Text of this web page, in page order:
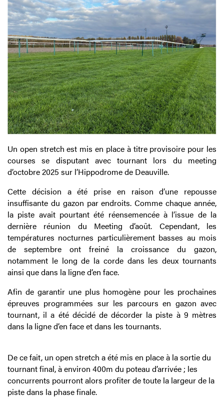
Un open stretch est mis en place à titre provisoire pour les
courses se disputant avec tournant lors du meeting
d’octobre 2025 sur l’Hippodrome de Deauville.
Cette décision a été prise en raison d’une repousse
insuffisante du gazon par endroits. Comme chaque année,
la piste avait pourtant été réensemencée à l’issue de la
dernière réunion du Meeting d’août. Cependant, les
températures nocturnes particulièrement basses au mois
de septembre ont freiné la croissance du gazon,
notamment le long de la corde dans les deux tournants
ainsi que dans la ligne d’en face.
Afin de garantir une plus homogène pour les prochaines
épreuves programmées sur les parcours en gazon avec
tournant, il a été décidé de décorder la piste à 9 mètres
dans la ligne d’en face et dans les tournants.
De ce fait, un open stretch a été mis en place à la sortie du
tournant final, à environ 400m du poteau d’arrivée ; les
concurrents pourront alors profiter de toute la largeur de la
piste dans la phase finale.